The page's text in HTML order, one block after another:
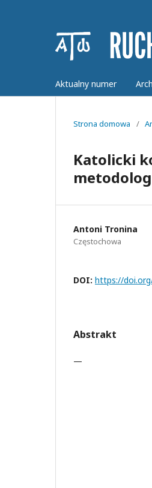
Aktualny numer
Strona domowa /
Katolicki
Antoni Tronina
Częstochowa
DOI: https://
Abstrakt
—